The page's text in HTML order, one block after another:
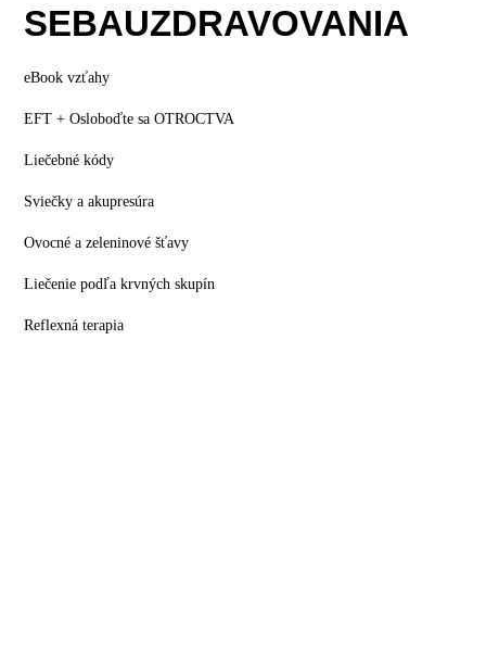
SEBAUZDRAVOVANIA
eBook vzťahy
EFT + Osloboďte sa OTROCTVA
Liečebné kódy
Sviečky a akupresúra
Ovocné a zeleninové šťavy
Liečenie podľa krvných skupín
Reflexná terapia